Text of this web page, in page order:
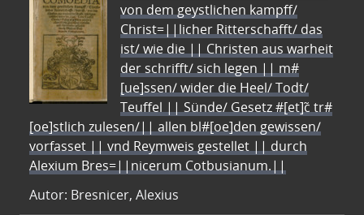
von dem geystlichen kampff/
Christ=||licher Ritterschafft/ das
ist/ wie die || Christen aus warheit
der schrifft/ sich legen || m#
[ue]ssen/ wider die Heel/ Todt/
Teuffel || Sünde/ Gesetz #[et]c̃ tr#
[oe]stlich zulesen/|| allen bl#[oe]den gewissen/
vorfasset || vnd Reymweis gestellet || durch
Alexium Bres=||nicerum Cotbusianum.||
Autor: Bresnicer, Alexius